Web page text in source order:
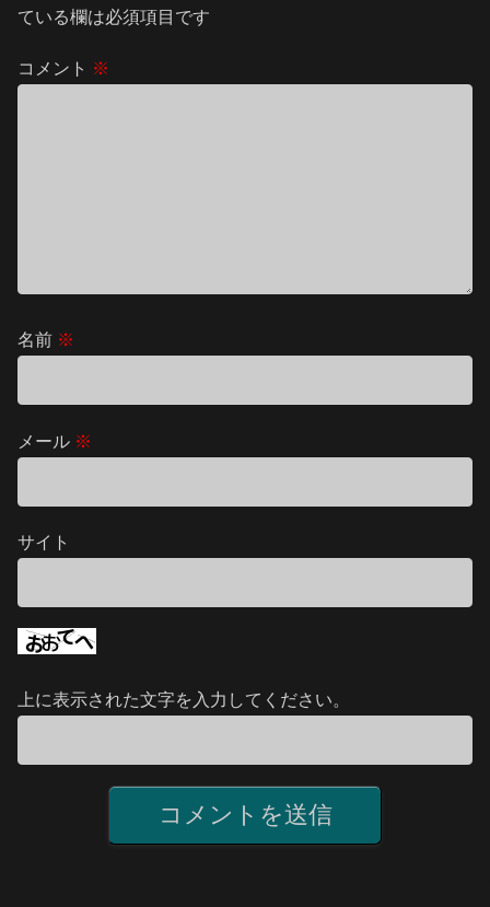
ている欄は必須項目です
コメント ※
名前 ※
メール ※
サイト
上に表示された文字を入力してください。